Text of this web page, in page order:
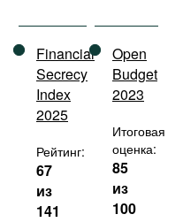
Financial
Secrecy
Index
2025
Рейтинг:
67
из
141
Open
Budget
2023
Итоговая
оценка:
85
из
100